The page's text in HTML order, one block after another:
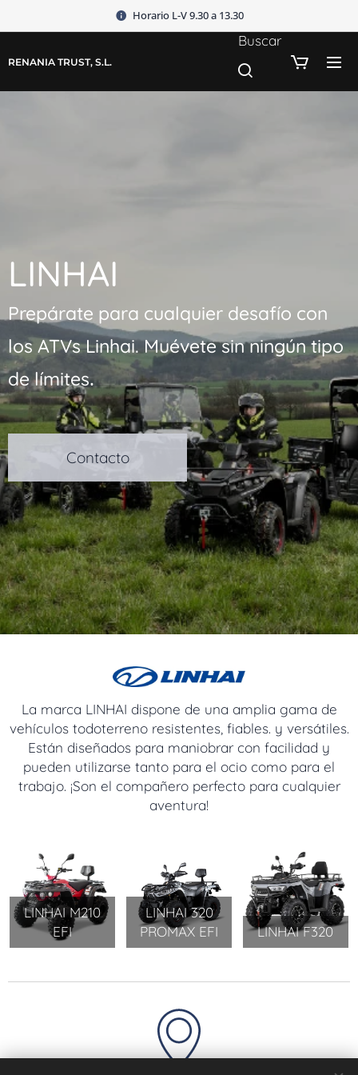
Horario L-V 9.30 a 13.30
RENANIA TRUST, S.L.
Buscar
LINHAI
Prepárate para cualquier desafío con
los ATVs Linhai. Muévete sin ningún tipo
de límites.
Contacto
La marca LINHAI dispone de una amplia gama de
vehículos todoterreno resistentes, fiables. y versátiles.
Están diseñados para maniobrar con facilidad y
pueden utilizarse tanto para el ocio como para el
trabajo. ¡Son el compañero perfecto para cualquier
aventura!
LINHAI M210
EFI
LINHAI 320
PROMAX EFI
LINHAI F320